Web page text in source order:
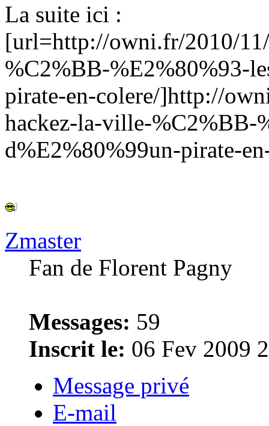
La suite ici :
[url=http://owni.fr/2010/
%C2%BB-%E2%80%93-
pirate-en-colere/]http://
hackez-la-ville-%C2%BB-
d%E2%80%99un-pirate-
Zmaster
Fan de Florent Pagny
Messages: 59
Inscrit le: 06 Fev 2009
Message privé
E-mail